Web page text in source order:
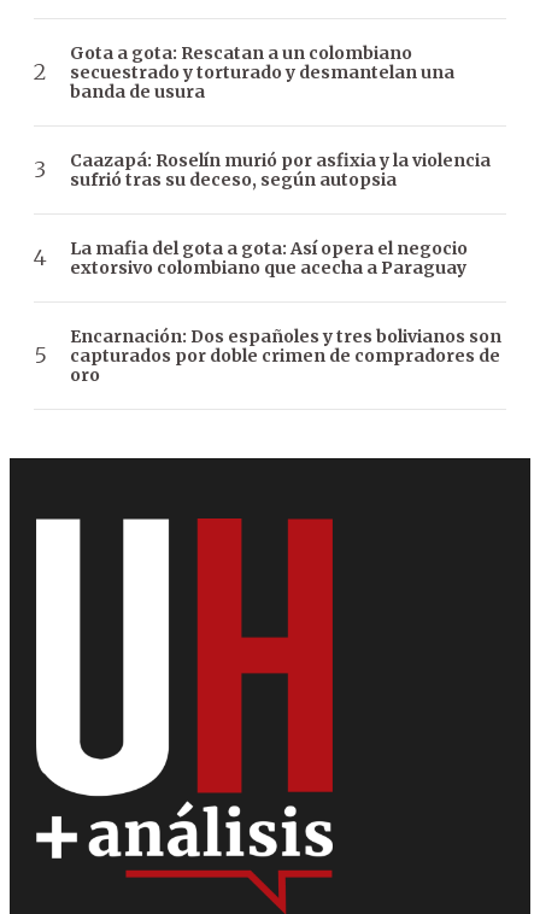
Gota a gota: Rescatan a un colombiano
secuestrado y torturado y desmantelan una
banda de usura
Caazapá: Roselín murió por asfixia y la violencia
sufrió tras su deceso, según autopsia
La mafia del gota a gota: Así opera el negocio
extorsivo colombiano que acecha a Paraguay
Encarnación: Dos españoles y tres bolivianos son
capturados por doble crimen de compradores de
oro